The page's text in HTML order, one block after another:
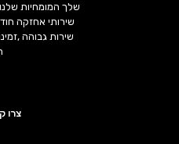
שירותי אחזקה
שירות גבוהה
צרו